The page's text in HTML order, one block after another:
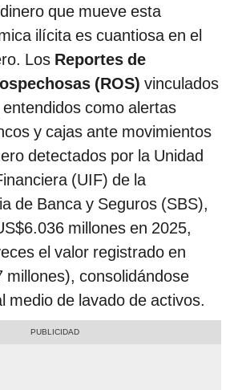
que mueve esta
ilícita es cuantiosa en el
Los Reportes de
(ROS) vinculados
como alertas
y cajas ante movimientos
detectados por la Unidad
(UIF) de la
de Banca y Seguros (SBS),
millones en 2025,
el valor registrado en
millones), consolidándose
medio de lavado de activos.